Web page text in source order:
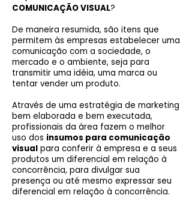
COMUNICAÇÃO VISUAL?
De maneira resumida, são itens que
permitem às empresas estabelecer uma
comunicação com a sociedade, o
mercado e o ambiente, seja para
transmitir uma idéia, uma marca ou
tentar vender um produto.
Através de uma estratégia de marketing
bem elaborada e bem executada,
profissionais da área fazem o melhor
uso dos insumos para comunicação
visual para conferir à empresa e a seus
produtos um diferencial em relação à
concorrência, para divulgar sua
presença ou até mesmo expressar seu
diferencial em relação à concorrência.